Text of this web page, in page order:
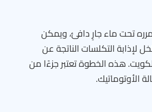
تحت ماء جارٍ دافئ، ويمكن
لإذابة التكلسات الناتجة عن
هذه الخطوة تعتبر جزءًا من
الأوتوماتيك.